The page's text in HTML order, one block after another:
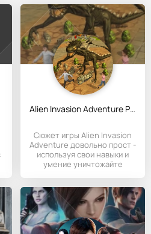
Alien Invasion Adventure Pro
Сюжет игры Alien Invasion
Adventure довольно прост -
используя свои навыки и
умение уничтожайте